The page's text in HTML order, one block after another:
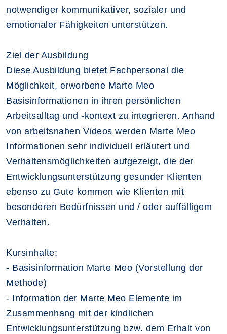
notwendiger kommunikativer, sozialer und
emotionaler Fähigkeiten unterstützen.
Ziel der Ausbildung
Diese Ausbildung bietet Fachpersonal die
Möglichkeit, erworbene Marte Meo
Basisinformationen in ihren persönlichen
Arbeitsalltag und -kontext zu integrieren. Anhand
von arbeitsnahen Videos werden Marte Meo
Informationen sehr individuell erläutert und
Verhaltensmöglichkeiten aufgezeigt, die der
Entwicklungsunterstützung gesunder Klienten
ebenso zu Gute kommen wie Klienten mit
besonderen Bedürfnissen und / oder auffälligem
Verhalten.
Kursinhalte:
- Basisinformation Marte Meo (Vorstellung der
Methode)
- Information der Marte Meo Elemente im
Zusammenhang mit der kindlichen
Entwicklungsunterstützung bzw. dem Erhalt von